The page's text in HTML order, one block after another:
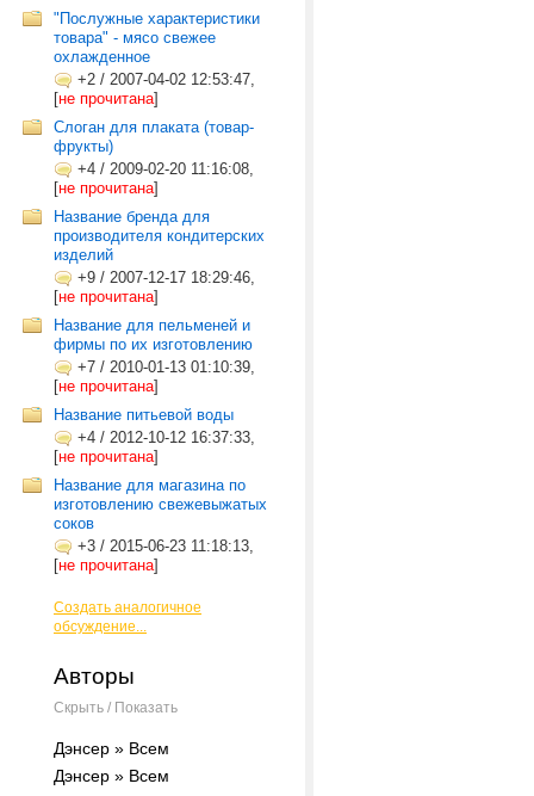
"Послужные характеристики
товара" - мясо свежее
охлажденное
+2 / 2007-04-02 12:53:47,
[не прочитана]
Слоган для плаката (товар-
фрукты)
+4 / 2009-02-20 11:16:08,
[не прочитана]
Название бренда для
производителя кондитерских
изделий
+9 / 2007-12-17 18:29:46,
[не прочитана]
Название для пельменей и
фирмы по их изготовлению
+7 / 2010-01-13 01:10:39,
[не прочитана]
Название питьевой воды
+4 / 2012-10-12 16:37:33,
[не прочитана]
Название для магазина по
изготовлению свежевыжатых
соков
+3 / 2015-06-23 11:18:13,
[не прочитана]
Создать аналогичное
обсуждение...
Авторы
Скрыть / Показать
Дэнсер » Всем
Дэнсер » Всем